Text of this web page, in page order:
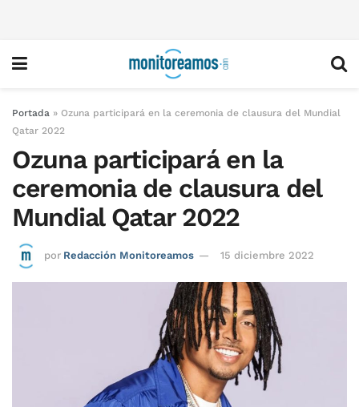
Portada » Ozuna participará en la ceremonia de clausura del Mundial
Qatar 2022
Ozuna participará en la
ceremonia de clausura del
Mundial Qatar 2022
por Redacción Monitoreamos 15 diciembre 2022